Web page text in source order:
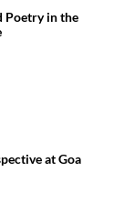
Poetry in the
at Goa